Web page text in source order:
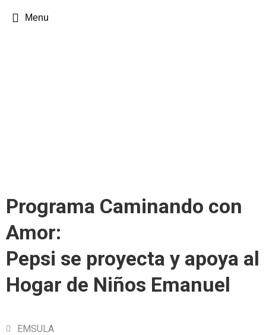
Menu
Programa Caminando con
Amor:
Pepsi se proyecta y apoya al
Hogar de Niños Emanuel
EMSULA